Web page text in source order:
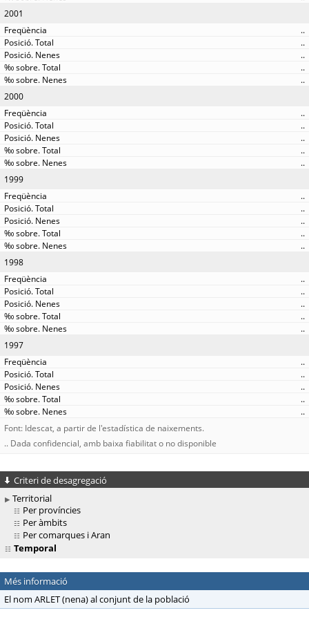
2001
..
..
..
..
..
2000
..
..
..
..
..
1999
..
..
..
..
..
1998
..
..
..
..
..
1997
..
..
..
..
..
Font: Idescat, a partir de l'estadística de naixements.
.. Dada confidencial, amb baixa fiabilitat o no disponible
Criteri de desagregació
Territorial
Per províncies
Per àmbits
Per comarques i Aran
Temporal
Més informació
El nom ARLET (nena) al conjunt de la població